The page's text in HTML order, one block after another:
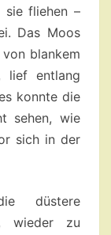
sie fliehen –
Das Moos
blankem
lief entlang
konnte die
sehen, wie
sich in der
düstere
wieder zu